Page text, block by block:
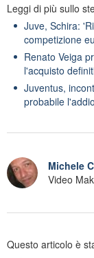
Leggi di più sullo
Juve, Schira:
competizione
Renato Veiga
l'acquisto
Juventus,
probabile
Michele
Video
Questo articolo è